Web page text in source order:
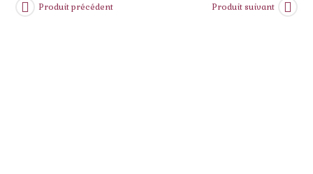
Produit précédent Produit suivant